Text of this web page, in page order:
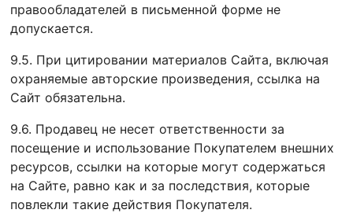
правообладателей в письменной форме не
допускается.
9.5. При цитировании материалов Сайта, включая
охраняемые авторские произведения, ссылка на
Сайт обязательна.
9.6. Продавец не несет ответственности за
посещение и использование Покупателем внешних
ресурсов, ссылки на которые могут содержаться
на Сайте, равно как и за последствия, которые
повлекли такие действия Покупателя.